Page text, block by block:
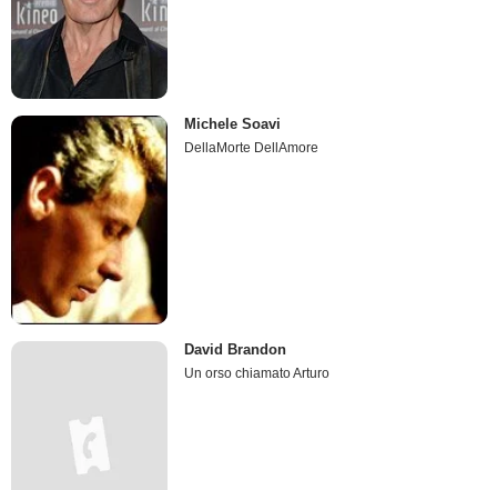
Michele Soavi
DellaMorte DellAmore
David Brandon
Un orso chiamato Arturo